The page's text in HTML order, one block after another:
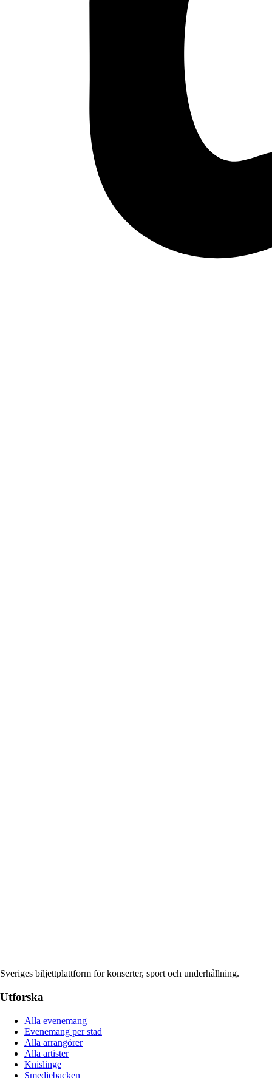
Sveriges biljettplattform för konserter, sport och underhållning.
Utforska
Alla evenemang
Evenemang per stad
Alla arrangörer
Alla artister
Knislinge
Smedjebacken